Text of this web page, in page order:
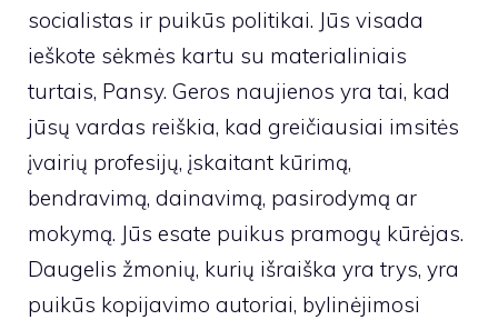
socialistas ir puikūs politikai. Jūs visada
ieškote sėkmės kartu su materialiniais
turtais, Pansy. Geros naujienos yra tai, kad
jūsų vardas reiškia, kad greičiausiai imsitės
įvairių profesijų, įskaitant kūrimą,
bendravimą, dainavimą, pasirodymą ar
mokymą. Jūs esate puikus pramogų kūrėjas.
Daugelis žmonių, kurių išraiška yra trys, yra
puikūs kopijavimo autoriai, bylinėjimosi